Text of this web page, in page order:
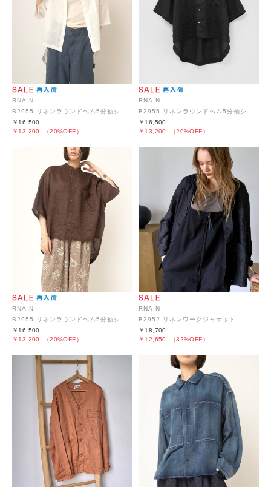
RNA-N
￥13,200 （20%OFF）
￥16,500
RNA-N
￥13,200 （20%OFF）
￥16,500
RNA-N
￥13,200 （20%OFF）
￥16,500
RNA-N
B2952 リネンワークジャケット
￥12,650 （32%OFF）
￥18,700